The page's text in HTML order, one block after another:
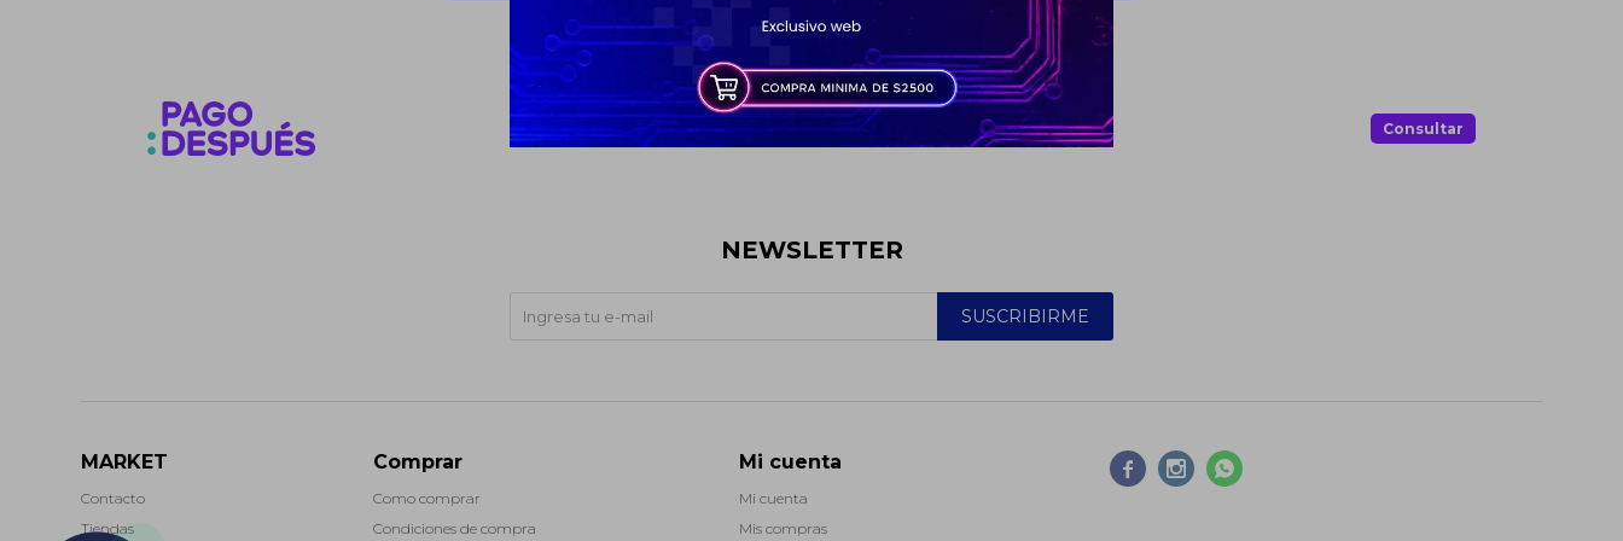
Comprá ahora y pagá despues. Consultá tu saldo. Consultar
  
MARKET
Contacto
Tiendas
Comprar
Como comprar
Condiciones de compra
Mi cuenta
Mi cuenta
Mis compras
NEWSLETTER
SUSCRIBIRME
Día
Continuar
puede variar por comercio